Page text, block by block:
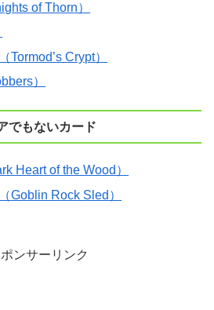
of Thorn）
Tormod’s Crypt）
）
でもないカード
Heart of the Wood）
Goblin Rock Sled）
ンサーリンク